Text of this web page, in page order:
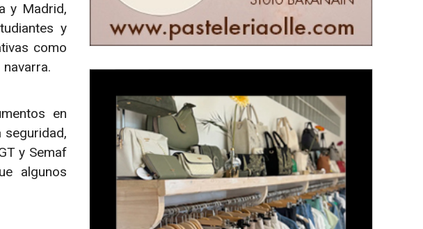
y Madrid,
y
como
en
y Semaf
algunos